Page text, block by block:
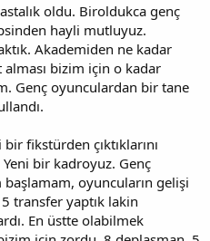
oldu. Biroldukca genç
hayli mutluyuz.
Akademiden ne kadar
bizim için o kadar
Genç oyunculardan bir tane
fikstürden çıktıklarını
bir kadroyuz. Genç
oyuncuların gelişi
transfer yaptık lakin
En üstte olabilmek